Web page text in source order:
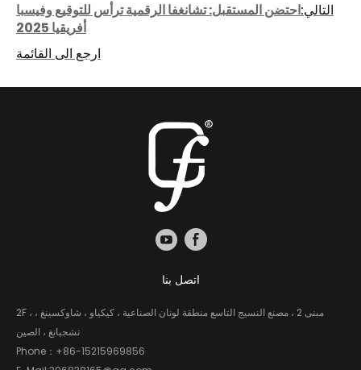
التالي:احتضن المستقبل: تشانغفا الرقمية ترأس للتوقيع وفيسبا
أفريقيا 2025
ارجع الى القائمة
اتصل بنا
2F ، مبنى 2 ، مصنع النسيج التاسع منطقة لونان الصناعية ، كيكياو ، شاوكسينغ ،
تشجيانغ ، الصين
Phone： +86-15215969856